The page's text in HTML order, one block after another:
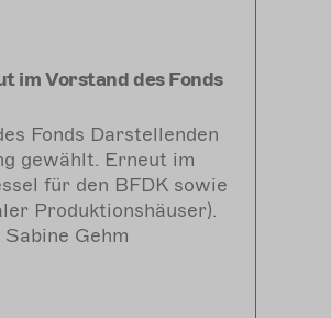
im Vorstand des Fonds
Fonds Darstellenden
gewählt. Erneut im
für den BFDK sowie
Produktionshäuser).
Gehm